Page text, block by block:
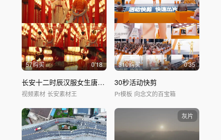
57购买 0'18
长安十二时辰汉服女生唐风街拍古风人像
视频素材 长安素材王
310购买 0'35
30秒活动快剪
Pr模板 向念文的百宝箱
灰片